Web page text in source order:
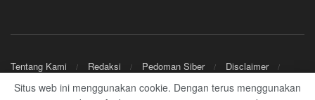
Tentang Kami Redaksi Pedoman Siber
Disclaimer
Situs web ini menggunakan cookie. Dengan terus menggunakan